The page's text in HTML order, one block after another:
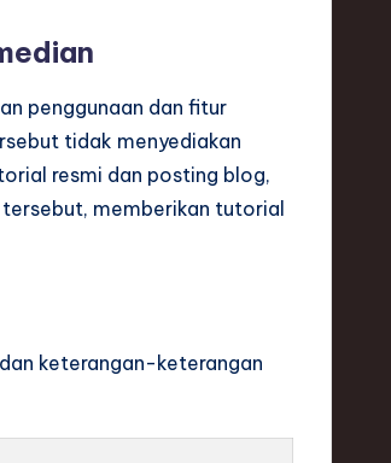
penggunaan dan fitur
tidak menyediakan
resmi dan posting blog,
tersebut, memberikan tutorial
keterangan-keterangan